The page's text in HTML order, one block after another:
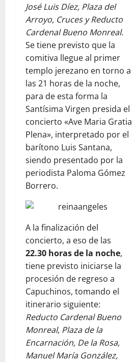
José Luis Díez, Plaza del
Arroyo, Cruces y Reducto
Cardenal Bueno Monreal.
Se tiene previsto que la
comitiva llegue al primer
templo jerezano en torno a
las 21 horas de la noche,
para de esta forma la
Santísima Virgen presida el
concierto «Ave Maria Gratia
Plena», interpretado por el
barítono Luis Santana,
siendo presentado por la
periodista Paloma Gómez
Borrero.
A la finalización del
concierto, a eso de las
22.30 horas de la noche,
tiene previsto iniciarse la
procesión de regreso a
Capuchinos, tomando el
itinerario siguiente:
Reducto Cardenal Bueno
Monreal, Plaza de la
Encarnación, De la Rosa,
Manuel María González,